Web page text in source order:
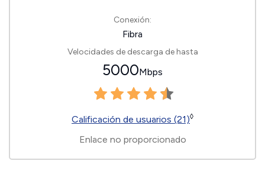
Conexión:
Fibra
Velocidades de descarga de hasta
5000Mbps
Calificación de usuarios (21)◊
Enlace no proporcionado